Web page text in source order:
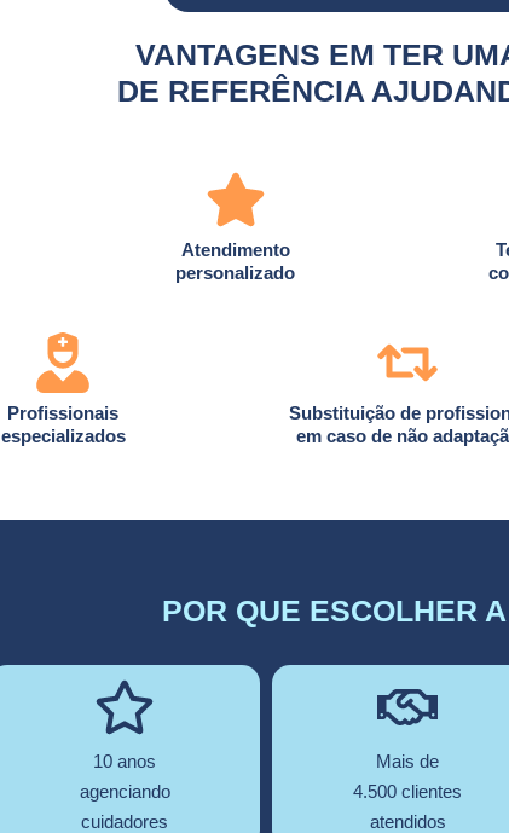
VANTAGENS EM TER
DE REFERÊNCIA
Atendimento
personalizado
Profissionais
especializados
Substituição de
em caso de não
POR QUE ESCOLHER
10 anos
agenciando
cuidadores
Mais de
4.500 clientes
atendidos